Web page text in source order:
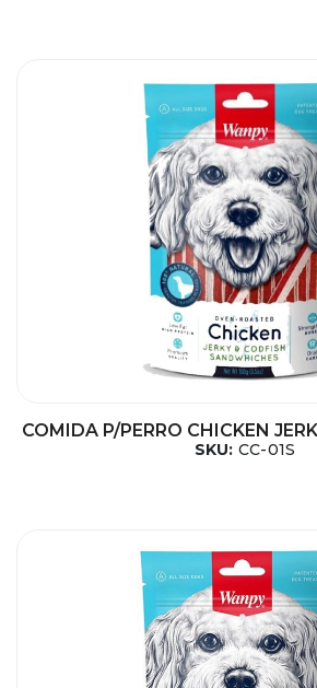
COMIDA P/PERRO CHICKEN
SKU: CC-01S